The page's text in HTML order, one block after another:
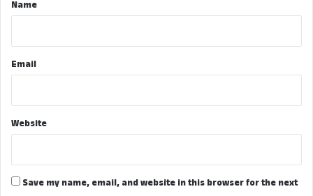
Name
Email
Website
Save my name, email, and website in this browser for the next